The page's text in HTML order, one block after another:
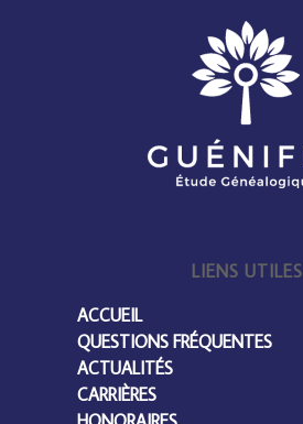
LIENS UTILES
ACCUEIL
QUESTIONS FRÉQUENTES
ACTUALITÉS
CARRIÈRES